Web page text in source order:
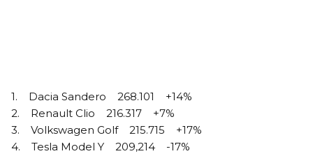
1. Dacia Sandero 268.101 +14%
2. Renault Clio 216.317 +7%
3. Volkswagen Golf 215.715 +17%
4. Tesla Model Y 209,214 -17%